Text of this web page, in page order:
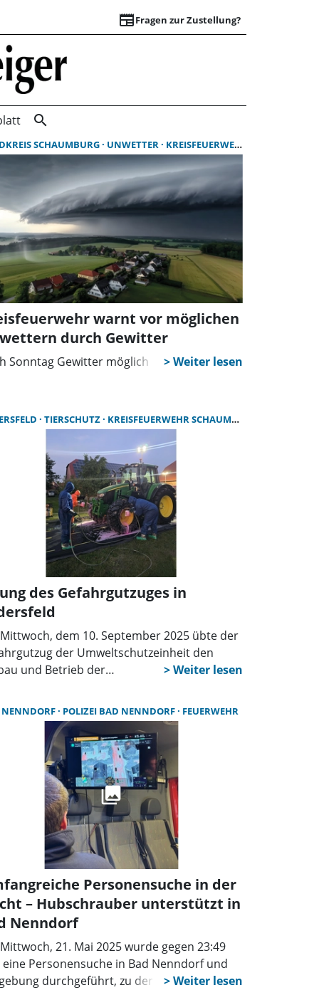
newspaperFragen zur Zustellung?
Suchergebnisse |
search
SCHAUMBURG UNWETTER KREISFEUERWEHR SCHAUMBURG
warnt vor möglichen
durch Gewitter
Sonntag Gewitter möglich
TIERSCHUTZ KREISFEUERWEHR SCHAUMBURG
des Gefahrgutzuges in
dem 10. September 2025 übte der
der Umweltschutzeinheit den
und Betrieb der
Schaumburg fand hier unter
des Veterinäramtes des
Schaumburg statt. Vertreter des
Hilfswerks (THW) aus den
Stadthagen und Bückeburg
die Einsatzübung.
POLIZEI BAD NENNDORF FEUERWEHR
Personensuche in der
– Hubschrauber unterstützt in
Nenndorf
21. Mai 2025 wurde gegen 23:49
Personensuche in Bad Nenndorf und
durchgeführt, zu der unter anderem